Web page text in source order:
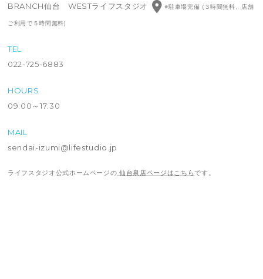
BRANCH仙台 WESTライフスタジオ
※駐車場完備 (３時間無料、店舗
ご利用で５時間無料)
TEL
022-725-6883
HOURS
09:00～17:30
MAIL
sendai-izumi@lifestudio.jp
ライフスタジオ公式ホームページの 仙台泉店ページはこちらです。